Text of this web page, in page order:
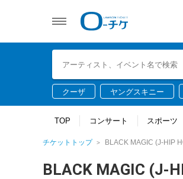
クーザ ヤングスキニー
TOP コンサート スポーツ
チケットトップ BLACK MAGIC (J-HIP
BLACK MAGIC (J-